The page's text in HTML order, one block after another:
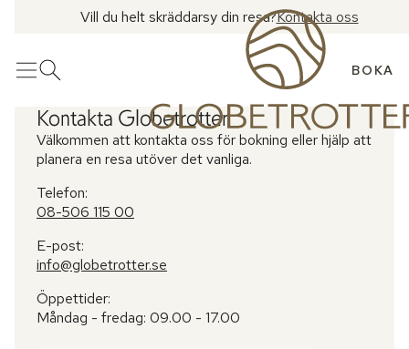
Vill du helt skräddarsy din resa?Kontakta oss
MenyÖppna sök BOKA
Kontakta Globetrotter
Välkommen att kontakta oss för bokning eller hjälp att
planera en resa utöver det vanliga.
Telefon:
08-506 115 00
E-post:
info@globetrotter.se
Öppettider:
Måndag - fredag: 09.00 - 17.00